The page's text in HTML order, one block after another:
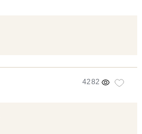
4282